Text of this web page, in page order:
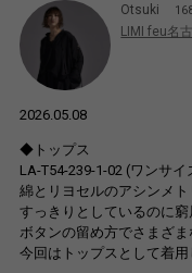
Otsuki
LIMI feu名
2026.05.08
◆トップス
LA-T54-239-1-02 (ワンサイ
綿とリヨセルのアシンメ
すっきりとしているのに
ボタンの留め方でさまざ
今回はトップスとして着用